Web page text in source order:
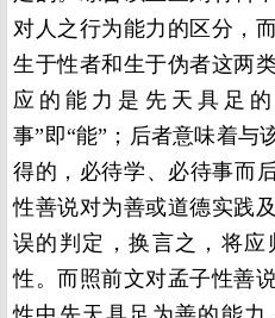
对人之行为能力的区分，
生于性者和生于伪者这两
应的能力是先天具足
事”即“能”；后者意味着与
得的，必待学、必待事而
性善说对为善或道德实践
误的判定，换言之，将
性。而照前文对孟子性善